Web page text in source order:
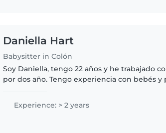
Daniella Hart
Babysitter in Colón
Soy Daniella, tengo 22 años y he trabajado
por dos año. Tengo experiencia con bebés y
estudiante de la universidad..
Experience: > 2 years